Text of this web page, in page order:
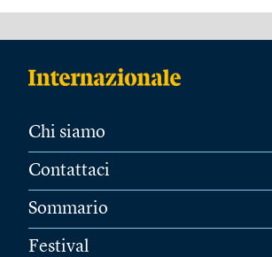
Chi siamo
Contattaci
Sommario
Festival